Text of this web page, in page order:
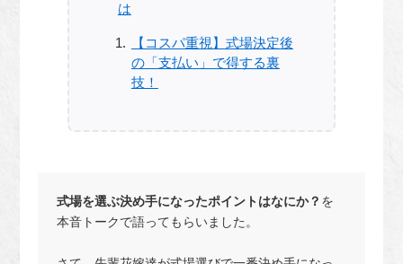
は
【コスパ重視】式場決定後
の「支払い」で得する裏
技！
式場を選ぶ決め手になったポイントはなにか？ を
本音トークで語ってもらいました。